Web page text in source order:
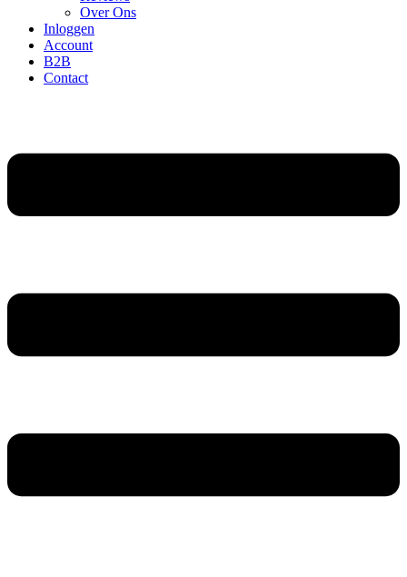
Over Ons
Inloggen
Account
B2B
Contact